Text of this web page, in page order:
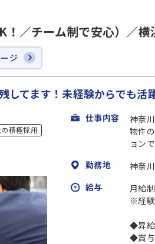
！／チーム制で安心）／
ジ
してます！未経験からでも活
積極採用
仕事内容
神奈
物件
ョンで
勤務地
神奈
給与
月給
※経験
◆昇給
◆賞与